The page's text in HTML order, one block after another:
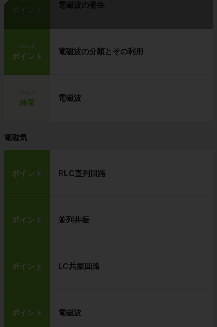
ポイント
電磁波の発生
step2
ポイント
電磁波の分類とその利用
練習
電磁波
電磁気
ポイント RLC直列回路
ポイント 並列共振
ポイント LC共振回路
ポイント 電磁波